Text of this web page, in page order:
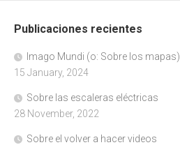
Publicaciones recientes
Imago Mundi (o: Sobre los mapas)
15 January, 2024
Sobre las escaleras eléctricas
28 November, 2022
Sobre el volver a hacer videos